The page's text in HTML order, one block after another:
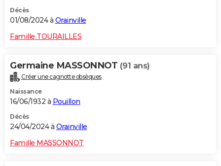
Décès
01/08/2024 à Orainville
Famille TOURAILLES
Germaine MASSONNOT (91 ans)
Créer une cagnotte obsèques
Naissance
16/06/1932 à Pouillon
Décès
24/04/2024 à Orainville
Famille MASSONNOT